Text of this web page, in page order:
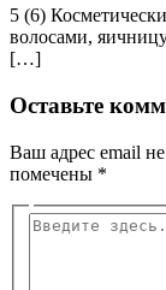
5 (6)
волосами,
[…]
Оставьте
Ваш адрес email
помечены *
Введите